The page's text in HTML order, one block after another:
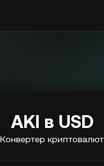
AKI в USD
Конвертер криптовалют